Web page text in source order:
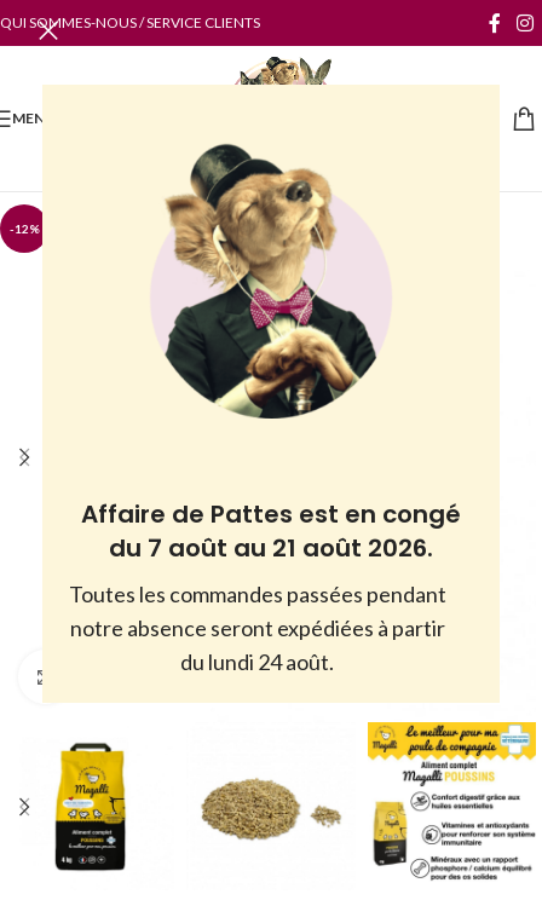
Affaire de Pattes est en congé
du 7 août au 21 août 2026.
Toutes les commandes passées pendant
notre absence seront expédiées à partir
du lundi 24 août.
QUI SOMMES-NOUS / SERVICE CLIENTS
MENU
-12%
Cliquez pour agrandir